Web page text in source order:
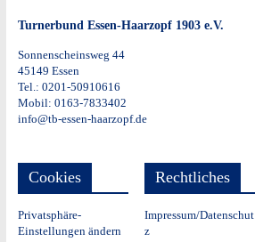
Turnerbund Essen-Haarzopf 1903 e.V.
Sonnenscheinsweg 44
45149 Essen
Tel.: 0201-50910616
Mobil: 0163-7833402
info@tb-essen-haarzopf.de
Cookies
Privatsphäre-
Einstellungen ändern
Rechtliches
Impressum/Datenschut
z